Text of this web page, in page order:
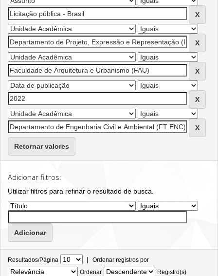
Retornar valores
Adicionar filtros:
Utilizar filtros para refinar o resultado de busca.
Resultados/Página | Ordenar registros por
Ordenar
Registro(s)